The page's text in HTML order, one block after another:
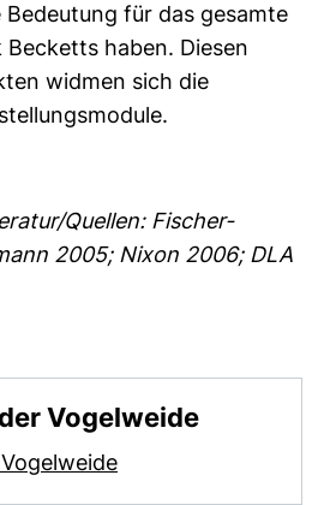
für das gesamte
haben. Diesen
widmen sich die
Quellen: Fischer-
2005; Nixon 2006; DLA
Vogelweide